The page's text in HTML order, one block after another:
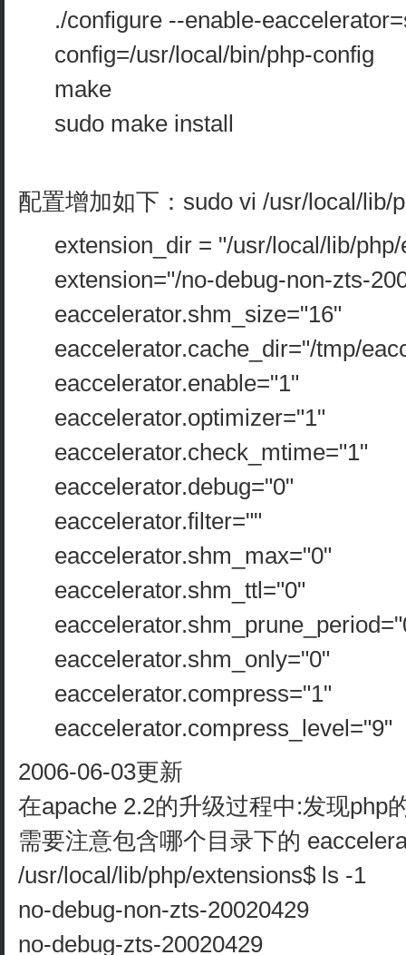
./configure --enable-
config=/usr/local/bin/php-config
make
sudo make install
配置增加如下：sudo vi /usr/local/lib/
extension_dir = "/usr/local/lib/
extension="/no-debug-non-zts-
eaccelerator.shm_size="16"
eaccelerator.cache_dir="/tmp/
eaccelerator.enable="1"
eaccelerator.optimizer="1"
eaccelerator.check_mtime="1"
eaccelerator.debug="0"
eaccelerator.filter=""
eaccelerator.shm_max="0"
eaccelerator.shm_ttl="0"
eaccelerator.shm_only="0"
eaccelerator.compress="1"
eaccelerator.compress_level="9"
2006-06-03更新
在apache 2.2的升级过程中:发现php
需要注意包含哪个目录下的
/usr/local/lib/php/extensions$ ls -1
no-debug-non-zts-20020429
no-debug-zts-20020429